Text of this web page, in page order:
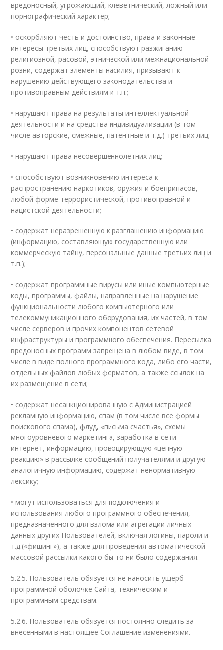
вредоносный, угрожающий, клеветнический, ложный или
порнографический характер;
• оскорбляют честь и достоинство, права и законные
интересы третьих лиц, способствуют разжиганию
религиозной, расовой, этнической или межнациональной
розни, содержат элементы насилия, призывают к
нарушению действующего законодательства и
противоправным действиям и т.п.;
• нарушают права на результаты интеллектуальной
деятельности и на средства индивидуализации (в том
числе авторские, смежные, патентные и т.д.) третьих лиц;
• нарушают права несовершеннолетних лиц;
• способствуют возникновению интереса к
распространению наркотиков, оружия и боеприпасов,
любой форме террористической, противоправной и
нацистской деятельности;
• содержат неразрешенную к разглашению информацию
(информацию, составляющую государственную или
коммерческую тайну, персональные данные третьих лиц и
т.п.);
• содержат программные вирусы или иные компьютерные
коды, программы, файлы, направленные на нарушение
функциональности любого компьютерного или
телекоммуникационного оборудования, их частей, в том
числе серверов и прочих компонентов сетевой
инфраструктуры и программного обеспечения. Пересылка
вредоносных программ запрещена в любом виде, в том
числе в виде полного программного кода, либо его части,
отдельных файлов любых форматов, а также ссылок на
их размещение в сети;
• содержат несанкционированную с Администрацией
рекламную информацию, спам (в том числе все формы
поискового спама), флуд, «письма счастья», схемы
многоуровневого маркетинга, заработка в сети
интернет, информацию, провоцирующую «цепную
реакцию» в рассылке сообщений получателями и другую
аналогичную информацию, содержат ненормативную
лексику;
• могут использоваться для подключения и
использования любого программного обеспечения,
предназначенного для взлома или агрегации личных
данных других Пользователей, включая логины, пароли и
т.д.(«фишинг»), а также для проведения автоматической
массовой рассылки какого бы то ни было содержания.
5.2.5. Пользователь обязуется не наносить ущерб
программной оболочке Сайта, техническим и
программным средствам.
5.2.6. Пользователь обязуется постоянно следить за
внесенными в настоящее Соглашение изменениями.